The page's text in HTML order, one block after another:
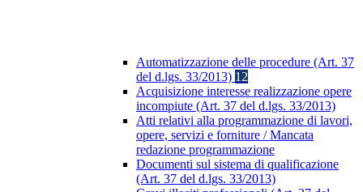
Automatizzazione delle procedure (Art. 37
del d.lgs. 33/2013) 12
Acquisizione interesse realizzazione opere
incompiute (Art. 37 del d.lgs. 33/2013)
Atti relativi alla programmazione di lavori,
opere, servizi e forniture / Mancata
redazione programmazione
Documenti sul sistema di qualificazione
(Art. 37 del d.lgs. 33/2013)